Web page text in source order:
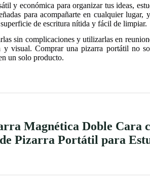
y económica para organizar tus ideas,
para acompañarte en cualquier
de escritura nítida y fácil de limpiar.
sin complicaciones y utilizarlas en
visual. Comprar una pizarra portátil no
un solo producto.
Magnética Doble Cara
Pizarra Portátil para